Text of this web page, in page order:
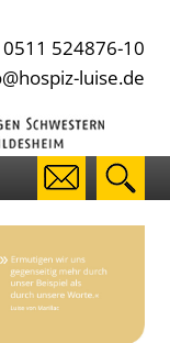
524876-10
luise.de